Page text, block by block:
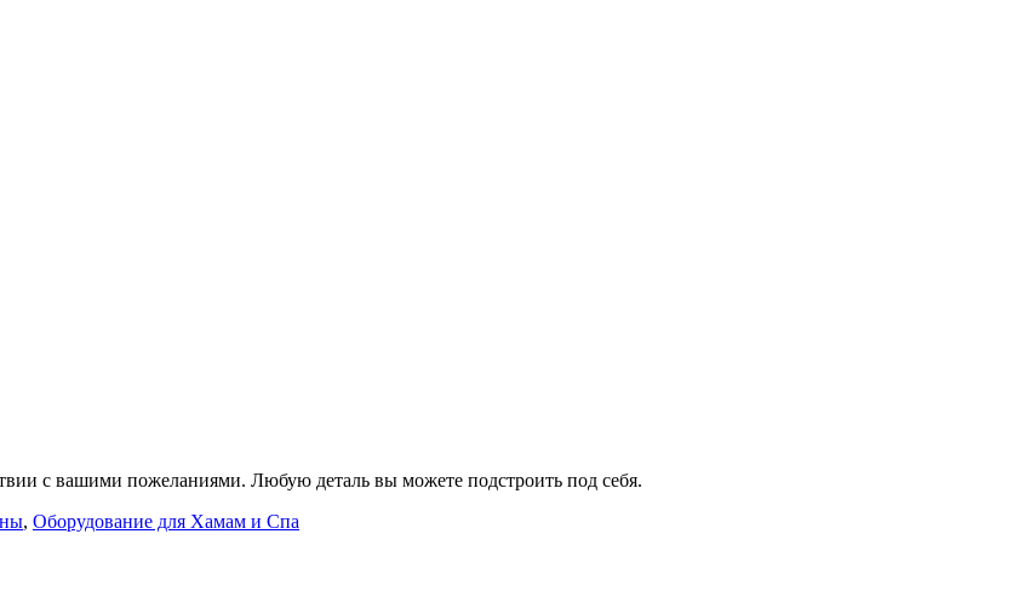
с вашими пожеланиями. Любую деталь вы можете подстроить под себя.
, Оборудование для Хамам и Спа